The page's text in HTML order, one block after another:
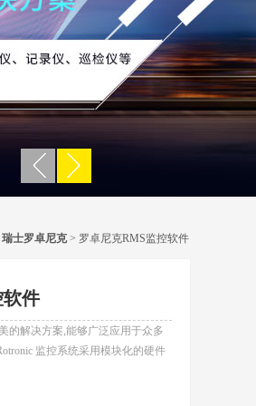
瑞士罗卓尼克> 罗卓尼克RMS监控软件
件
的解决方案,能够广泛应用于众多
监控系统采用模块化的硬件